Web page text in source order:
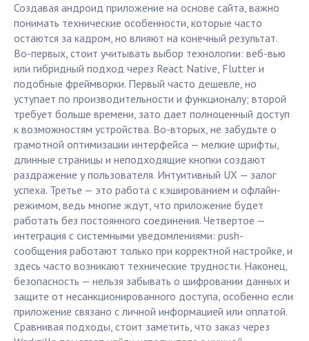
Создавая андроид приложение на основе сайта, важно
понимать технические особенности, которые часто
остаются за кадром, но влияют на конечный результат.
Во-первых, стоит учитывать выбор технологии: веб-вью
или гибридный подход через React Native, Flutter и
подобные фреймворки. Первый часто дешевле, но
уступает по производительности и функционалу; второй
требует больше времени, зато дает полноценный доступ
к возможностям устройства. Во-вторых, не забудьте о
грамотной оптимизации интерфейса — мелкие шрифты,
длинные страницы и неподходящие кнопки создают
раздражение у пользователя. Интуитивный UX — залог
успеха. Третье — это работа с кэшированием и офлайн-
режимом, ведь многие ждут, что приложение будет
работать без постоянного соединения. Четвертое —
интеграция с системными уведомлениями: push-
сообщения работают только при корректной настройке, и
здесь часто возникают технические трудности. Наконец,
безопасность — нельзя забывать о шифровании данных и
защите от несанкционированного доступа, особенно если
приложение связано с личной информацией или оплатой.
Сравнивая подходы, стоит заметить, что заказ через